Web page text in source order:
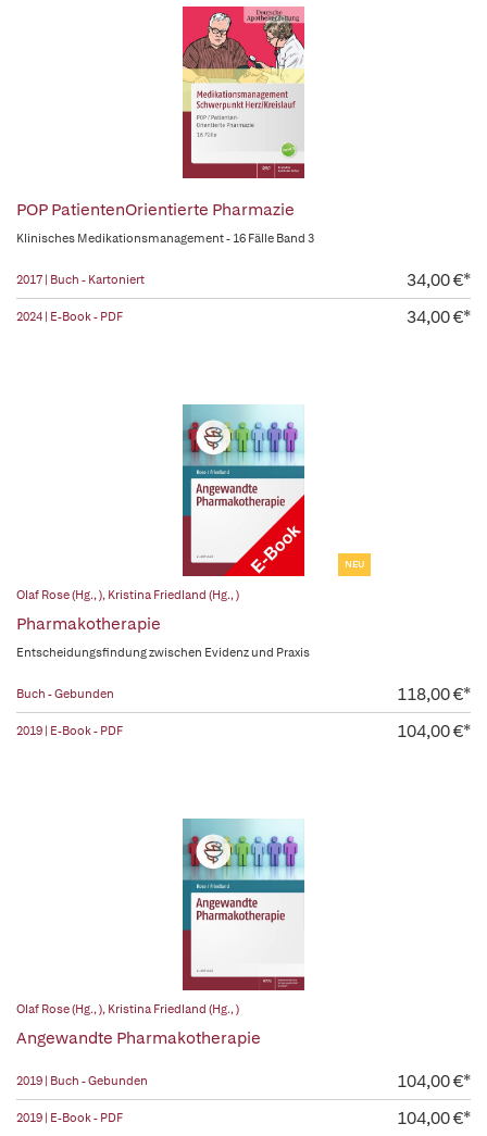
POP PatientenOrientierte Pharmazie
Klinisches Medikationsmanagement - 16 Fälle Band 3
2017 | Buch - Kartoniert 34,00 €*
2024 | E-Book - PDF 34,00 €*
NEU
Olaf Rose (Hg., ), Kristina Friedland (Hg., )
Pharmakotherapie
Entscheidungsfindung zwischen Evidenz und Praxis
Buch - Gebunden 118,00 €*
2019 | E-Book - PDF 104,00 €*
Olaf Rose (Hg., ), Kristina Friedland (Hg., )
Angewandte Pharmakotherapie
2019 | Buch - Gebunden 104,00 €*
2019 | E-Book - PDF 104,00 €*